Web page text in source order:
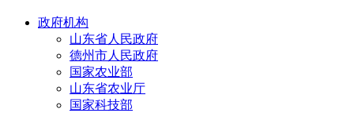
政府机构
山东省人民政府
德州市人民政府
国家农业部
山东省农业厅
国家科技部